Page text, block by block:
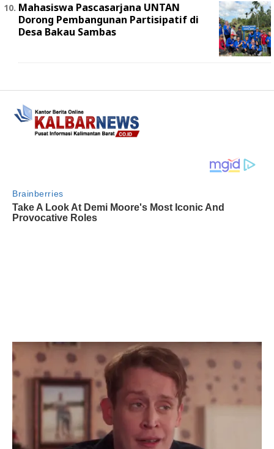
Mahasiswa Pascasarjana UNTAN
Dorong Pembangunan Partisipatif di
Desa Bakau Sambas